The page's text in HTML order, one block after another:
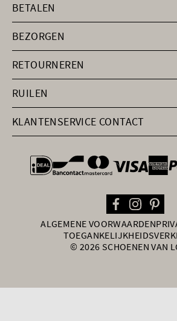
BETALEN
BEZORGEN
RETOURNEREN
RUILEN
KLANTENSERVICE CONTACT
general.paymentOptions
ALGEMENE VOORWAARDEN
© 2026 SCHOENEN VAN